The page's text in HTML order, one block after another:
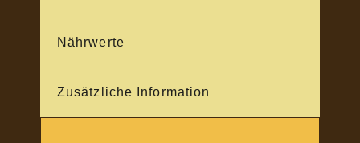
Nährwerte
Zusätzliche Information